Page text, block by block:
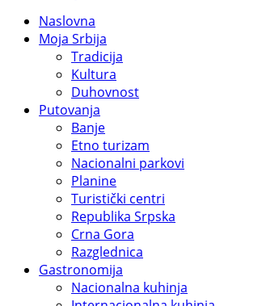
Naslovna
Moja Srbija
Tradicija
Kultura
Duhovnost
Putovanja
Banje
Etno turizam
Nacionalni parkovi
Planine
Turistički centri
Republika Srpska
Crna Gora
Razglednica
Gastronomija
Nacionalna kuhinja